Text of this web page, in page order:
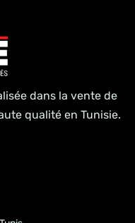
dans la vente de
qualité en Tunisie.